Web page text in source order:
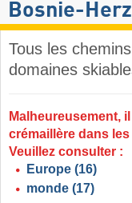
Bosnie-
Tous les
domaines
Malheureusement,
crémaillère dans
Veuillez consulter :
Europe (16)
monde (17)